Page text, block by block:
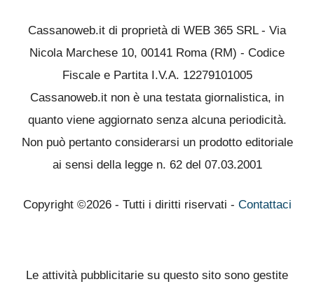
Cassanoweb.it di proprietà di WEB 365 SRL - Via
Nicola Marchese 10, 00141 Roma (RM) - Codice
Fiscale e Partita I.V.A. 12279101005
Cassanoweb.it non è una testata giornalistica, in
quanto viene aggiornato senza alcuna periodicità.
Non può pertanto considerarsi un prodotto editoriale
ai sensi della legge n. 62 del 07.03.2001
Copyright ©2026 - Tutti i diritti riservati - Contattaci
Le attività pubblicitarie su questo sito sono gestite